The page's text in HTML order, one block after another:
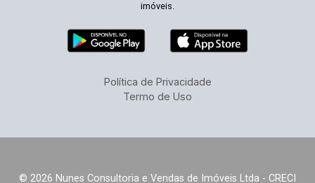
imóveis.
Política de Privacidade
Termo de Uso
© 2026 Nunes Consultoria e Vendas de Imóveis Ltda - CRECI